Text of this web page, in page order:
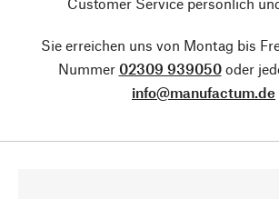
Sie erreichen uns von Montag bis
Nummer 02309 939050oder
info@manufactum.de